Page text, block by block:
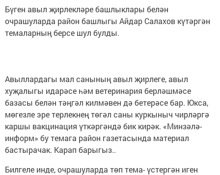
Бүген авыл җирлекләре башлыклары белән
очрашуларда район башлыгы Айдар Салахов күтәргән
темаларның берсе шул булды.
Авыллардагы мал санының авыл җирлеге, авыл
хуҗалыгы идарәсе һәм ветеринария берләшмәсе
базасы белән тәңгәл килмәвен дә бетерәсе бар. Юкса,
мөгезле эре терлекнең төгәл саны куркыныч чирләргә
каршы вакцинация үткәргәндә бик кирәк. «Минзәлә-
информ» бу темага район газетасында материал
бастырачак. Карап барыгыз..
Билгеле инде, очрашуларда төп тема- үстергән иген